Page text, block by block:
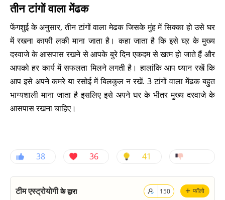
तीन टांगों वाला मेंढक
फेंगशुई के अनुसार, तीन टांगों वाला मेढक जिसके मुंह में सिक्का हो उसे घर
में रखना काफी लकी माना जाता है। कहा जाता है कि इसे घऱ के मुख्य
दरवाजे के आसपास रखने से आपके बुरे दिन एकदम से खत्म हो जाते हैं और
आपको हर कार्य में सफलता मिलने लगती है। हालांकि आप ध्यान रखें कि
आप इसे अपने कमरे या रसोई में बिलकुल न रखें. 3 टांगों वाला मेंढक बहुत
भाग्यशाली माना जाता है इसलिए इसे अपने घर के भीतर मुख्य दरवाजे के
आसपास रखना चाहिए।
38 36 41
+ फॉलो
150
टीम एस्ट्रोयोगीके द्वारा